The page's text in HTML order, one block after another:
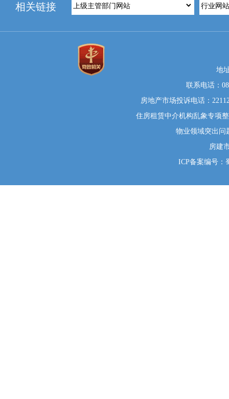
相关链接
地
联系电话：
房地产市场投诉电话：
住房租赁中介机构乱象专项
物业领域突出问
房建
ICP备案编号：